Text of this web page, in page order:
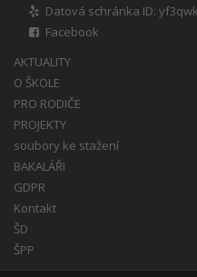
Datová schránka ID:
Facebook
AKTUALITY
O ŠKOLE
PRO RODIČE
PROJEKTY
soubory ke stažení
BAKALÁŘI
GDPR
Kontakt
ŠD
ŠPP